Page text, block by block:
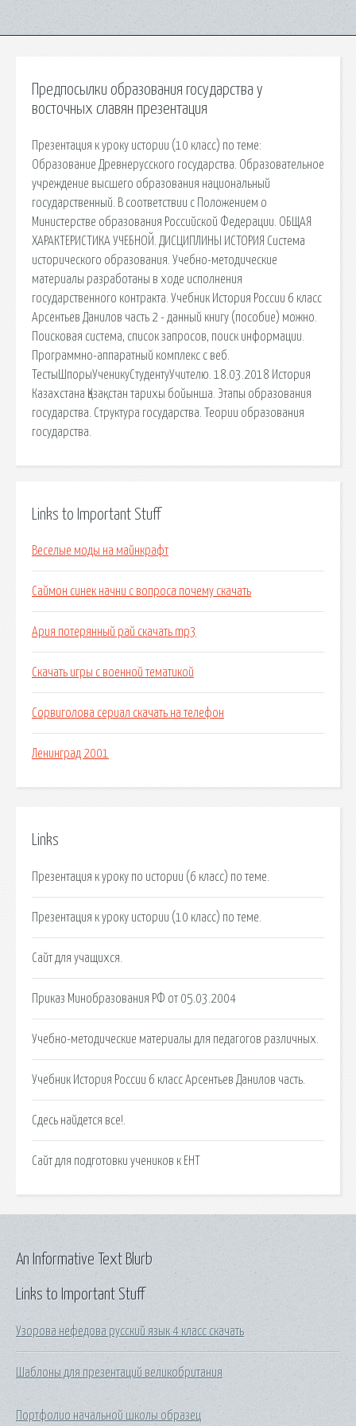
Предпосылки образования государства у
восточных славян презентация
Презентация к уроку истории (10 класс) по теме:
Образование Древнерусского государства. Образовательное
учреждение высшего образования национальный
государственный. В соответствии с Положением о
Министерстве образования Российской Федерации. ОБЩАЯ
ХАРАКТЕРИСТИКА УЧЕБНОЙ. ДИСЦИПЛИНЫ ИСТОРИЯ Система
исторического образования. Учебно-методические
материалы разработаны в ходе исполнения
государственного контракта. Учебник История России 6 класс
Арсентьев Данилов часть 2 - данный книгу (пособие) можно.
Поисковая сиcтема, список запросов, поиск информации.
Программно-аппаратный комплекс с веб.
ТестыШпорыУченикуСтудентуУчителю. 18.03.2018 История
Казахстана Қазақстан тарихы бойынша. Этапы образования
государства. Структура государства. Теории образования
государства.
Links to Important Stuff
Веселые моды на майнкрафт
Саймон синек начни с вопроса почему скачать
Ария потерянный рай скачать mp3
Скачать игры с военной тематикой
Сорвиголова сериал скачать на телефон
Ленинград 2001
Links
Презентация к уроку по истории (6 класс) по теме.
Презентация к уроку истории (10 класс) по теме.
Сайт для учащихся.
Приказ Минобразования РФ от 05.03.2004
Учебно-методические материалы для педагогов различных.
Учебник История России 6 класс Арсентьев Данилов часть.
Сдесь найдется все!.
Сайт для подготовки учеников к ЕНТ
Links to Important Stuff
Узорова нефедова русский язык 4 класс скачать
Шаблоны для презентаций великобритания
Портфолио начальной школы образец
An Informative Text Blurb